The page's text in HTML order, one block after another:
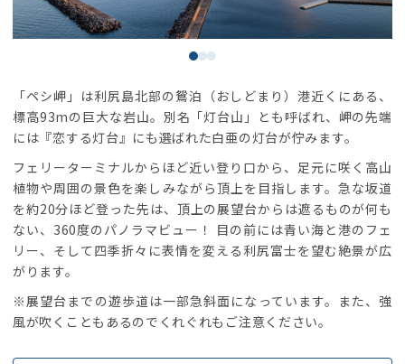
「ペシ岬」は利尻島北部の鴛泊（おしどまり）港近くにある、
標高93mの巨大な岩山。別名「灯台山」とも呼ばれ、岬の先端
には『恋する灯台』にも選ばれた白亜の灯台が佇みます。
フェリーターミナルからほど近い登り口から、足元に咲く高山
植物や周囲の景色を楽しみながら頂上を目指します。急な坂道
を約20分ほど登った先は、頂上の展望台からは遮るものが何も
ない、360度のパノラマビュー！ 目の前には青い海と港のフェ
リー、そして四季折々に表情を変える利尻富士を望む絶景が広
がります。
※展望台までの遊歩道は一部急斜面になっています。また、強
風が吹くこともあるのでくれぐれもご注意ください。